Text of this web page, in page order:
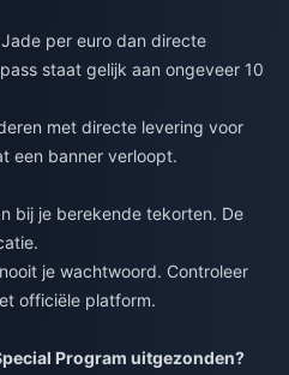
per euro dan directe
staat gelijk aan ongeveer 10
met directe levering voor
een banner verloopt.
bij je berekende tekorten. De
je wachtwoord. Controleer
officiële platform.
Program uitgezonden?